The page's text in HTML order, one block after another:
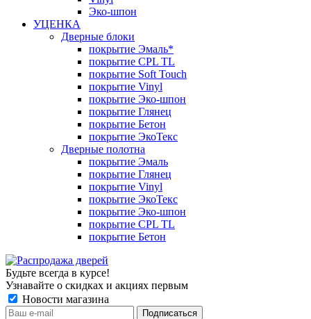
Эко-шпон
УЦЕНКА
Дверные блоки
покрытие Эмаль*
покрытие CPL TL
покрытие Soft Touch
покрытие Vinyl
покрытие Эко-шпон
покрытие Глянец
покрытие Бетон
покрытие ЭкоТекс
Дверные полотна
покрытие Эмаль
покрытие Глянец
покрытие Vinyl
покрытие ЭкоТекс
покрытие Эко-шпон
покрытие CPL TL
покрытие Бетон
Будьте всегда в курсе!
Узнавайте о скидках и акциях первым
Новости магазина